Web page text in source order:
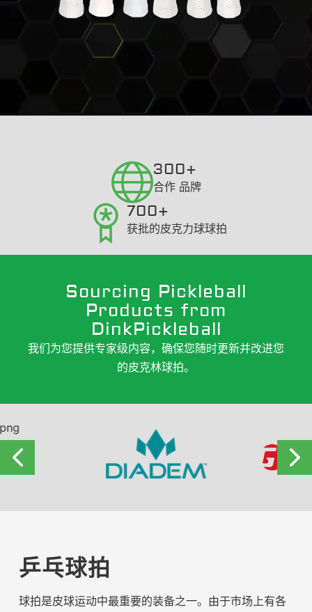
300+
合作 品牌
700+
获批的皮克力球球拍
Sourcing Pickleball
Products from
DinkPickleball
我们为您提供专家级内容，确保您随时更新并改进您
的皮克林球拍。
乒乓球拍
球拍是皮球运动中最重要的装备之一。由于市场上有各